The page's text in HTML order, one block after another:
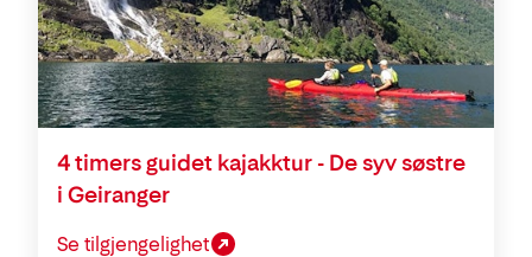
4 timers guidet kajakktur - De syv søstre
i Geiranger
Se tilgjengelighet